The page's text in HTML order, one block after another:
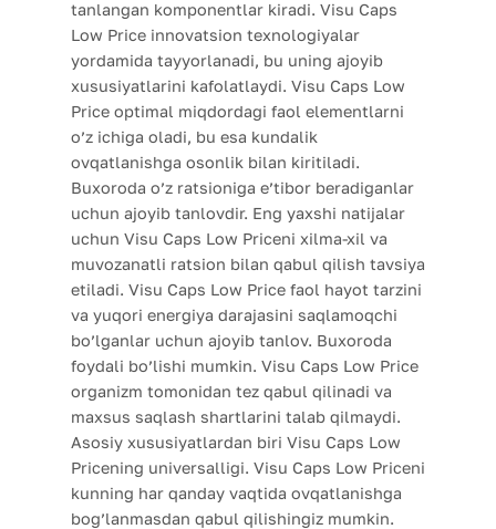
tanlangan komponentlar kiradi. Visu Caps
Low Price innovatsion texnologiyalar
yordamida tayyorlanadi, bu uning ajoyib
xususiyatlarini kafolatlaydi. Visu Caps Low
Price optimal miqdordagi faol elementlarni
o’z ichiga oladi, bu esa kundalik
ovqatlanishga osonlik bilan kiritiladi.
Buxoroda o’z ratsioniga e’tibor beradiganlar
uchun ajoyib tanlovdir. Eng yaxshi natijalar
uchun Visu Caps Low Priceni xilma-xil va
muvozanatli ratsion bilan qabul qilish tavsiya
etiladi. Visu Caps Low Price faol hayot tarzini
va yuqori energiya darajasini saqlamoqchi
bo’lganlar uchun ajoyib tanlov. Buxoroda
foydali bo’lishi mumkin. Visu Caps Low Price
organizm tomonidan tez qabul qilinadi va
maxsus saqlash shartlarini talab qilmaydi.
Asosiy xususiyatlardan biri Visu Caps Low
Pricening universalligi. Visu Caps Low Priceni
kunning har qanday vaqtida ovqatlanishga
bog’lanmasdan qabul qilishingiz mumkin.